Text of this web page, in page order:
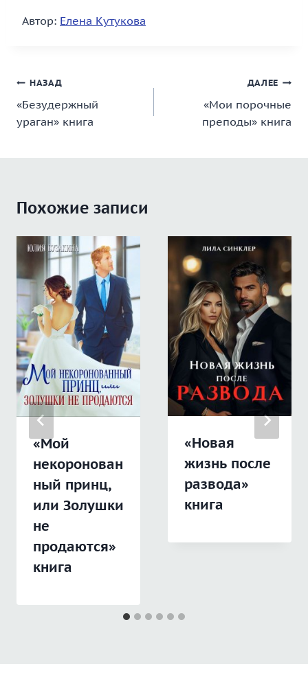
Автор: Елена Кутукова
Навигация
по
записям
НАЗАД
«Безудержный
ураган» книга
ДАЛЕЕ
«Мои порочные
преподы» книга
Похожие записи
«Мой
некоронован
ный принц,
или Золушки
не
продаются»
книга
«Новая
жизнь после
развода»
книга